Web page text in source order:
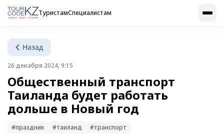
ТуристамСпециалистам
Назад
26 декабря 2024, 9:15
Общественный транспорт
Таиланда будет работать
дольше в Новый год
#праздник #таиланд #транспорт